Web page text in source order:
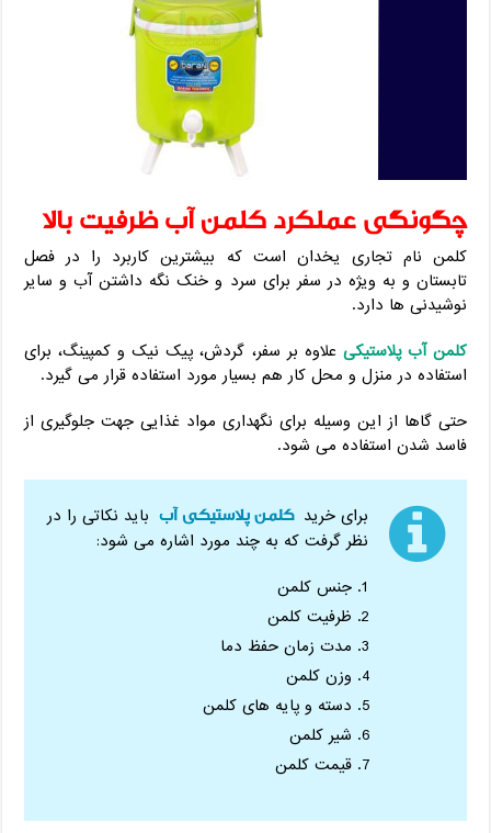
چگونگی عملکرد کلمن آب ظرفیت بالا
کلمن نام تجاری یخدان است که بیشترین کاربرد را در فصل
تابستان و به ویژه در سفر برای سرد و خنک نگه داشتن آب و سایر
نوشیدنی ها دارد.
کلمن آب پلاستیکی علاوه بر سفر، گردش، پیک نیک و کمپینگ، برای
استفاده در منزل و محل کار هم بسیار مورد استفاده قرار می گیرد.
حتی گاها از این وسیله برای نگهداری مواد غذایی جهت جلوگیری از
فاسد شدن استفاده می شود.
برای خرید کلمن پلاستیکی آب باید نکاتی را در
نظر گرفت که به چند مورد اشاره می شود:
جنس کلمن
ظرفیت کلمن
مدت زمان حفظ دما
وزن کلمن
دسته و پایه های کلمن
شیر کلمن
قیمت کلمن